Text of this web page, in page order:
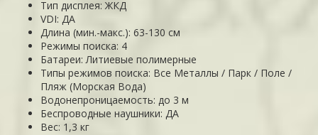
Тип дисплея: ЖКД
VDI: ДА
Длина (мин.-макс.): 63-130 см
Режимы поиска: 4
Батареи: Литиевые полимерные
Типы режимов поиска: Все Металлы / Парк / Поле /
Пляж (Морская Вода)
Водонепроницаемость: до 3 м
Беспроводные наушники: ДА
Вес: 1,3 кг